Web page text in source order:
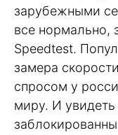
зарубежными
все нормально,
Speedtest.
замера
спросом у
миру. И увидеть